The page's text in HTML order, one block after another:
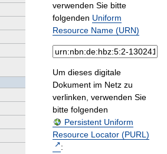
verwenden Sie bitte
folgenden Uniform
Resource Name (URN)
Um dieses digitale
Dokument im Netz zu
verlinken, verwenden Sie
bitte folgenden
Persistent Uniform
Resource Locator (PURL)
: